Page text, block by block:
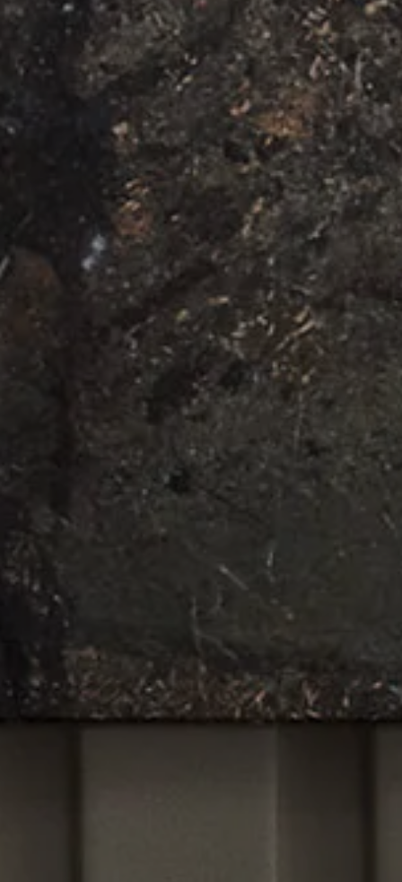
ARBEITSPLATTEN
AUS PORZELLAN